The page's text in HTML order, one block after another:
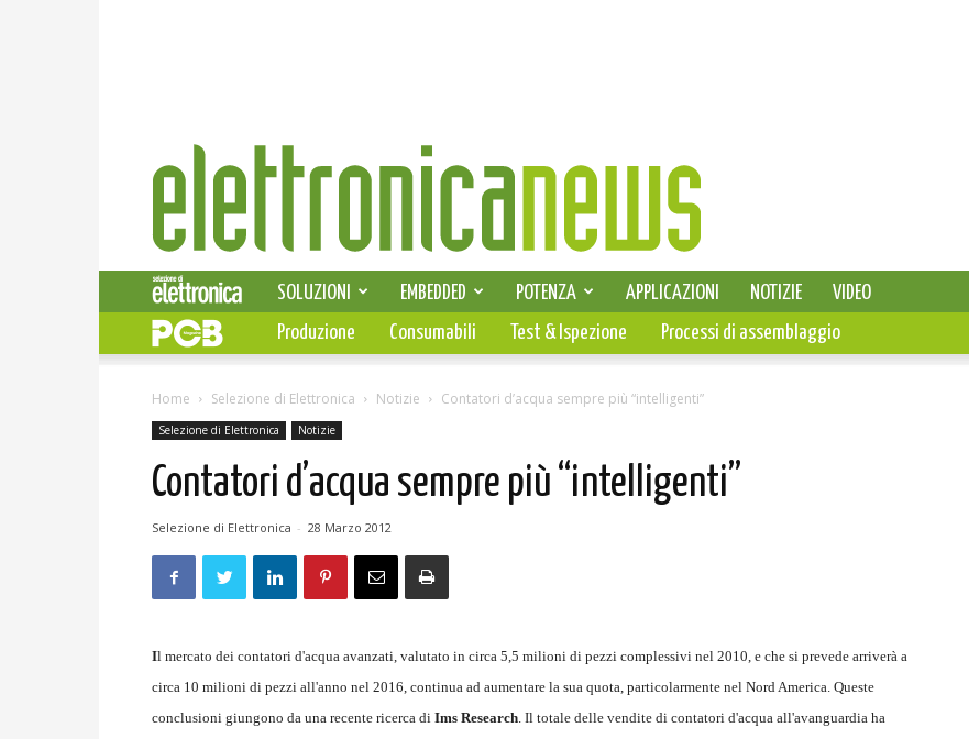
Elettronica
News
SELEZIONE DI ELETTRONICA
SOLUZIONI EMBEDDED POTENZA APPLICAZIONI NOTIZIE
VIDEO
PCB
Produzione Consumabili Test & Ispezione Processi di assemblaggio
Home Selezione di Elettronica Notizie Contatori d’acqua sempre più “intelligenti”
Selezione di Elettronica Notizie
Contatori d’acqua sempre più “intelligenti”
Selezione di Elettronica - 28 Marzo 2012
Il mercato dei contatori d'acqua avanzati, valutato in circa 5,5 milioni di pezzi complessivi nel 2010, e che si prevede arriverà a
circa 10 milioni di pezzi all'anno nel 2016, continua ad aumentare la sua quota, particolarmente nel Nord America. Queste
conclusioni giungono da una recente ricerca di Ims Research. Il totale delle vendite di contatori d'acqua all'avanguardia ha